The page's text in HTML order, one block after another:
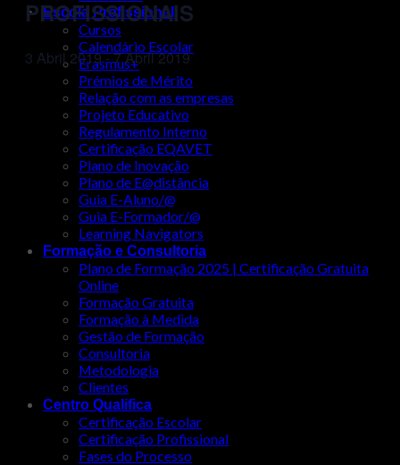
Escola Profissional
Cursos
Calendário Escolar
Erasmus+
Prémios de Mérito
Relação com as empresas
Projeto Educativo
Regulamento Interno
Certificação EQAVET
Plano de Inovação
Plano de E@distância
Guia E-Aluno/@
Guia E-Formador/@
Learning Navigators
Formação e Consultoria
Plano de Formação 2025 | Certificação Gratuita
Online
Formação Gratuita
Formação à Medida
Gestão de Formação
Consultoria
Metodologia
Clientes
Centro Qualifica
Certificação Escolar
Certificação Profissional
Fases do Processo
PROFISSIONAIS
3 Abril 2019-7 Abril 2019